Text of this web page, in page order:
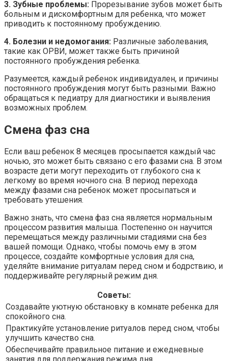
3. Зубные проблемы: Прорезывание зубов может быть
больным и дискомфортным для ребенка, что может
приводить к постоянному пробуждению.
4. Болезни и недомогания: Различные заболевания,
такие как ОРВИ, может также быть причиной
постоянного пробуждения ребенка.
Разумеется, каждый ребенок индивидуален, и причины
постоянного пробуждения могут быть разными. Важно
обращаться к педиатру для диагностики и выявления
возможных проблем.
Смена фаз сна
Если ваш ребенок 8 месяцев просыпается каждый час
ночью, это может быть связано с его фазами сна. В этом
возрасте дети могут переходить от глубокого сна к
легкому во время ночного сна. В период перехода
между фазами сна ребенок может просыпаться и
требовать утешения.
Важно знать, что смена фаз сна является нормальным
процессом развития малыша. Постепенно он научится
перемещаться между различными стадиями сна без
вашей помощи. Однако, чтобы помочь ему в этом
процессе, создайте комфортные условия для сна,
уделяйте внимание ритуалам перед сном и бодрствию, и
поддерживайте регулярный режим дня.
Советы:
Создавайте уютную обстановку в комнате ребенка для
спокойного сна.
Практикуйте установление ритуалов перед сном, чтобы
улучшить качество сна.
Обеспечивайте правильное питание и ежедневные